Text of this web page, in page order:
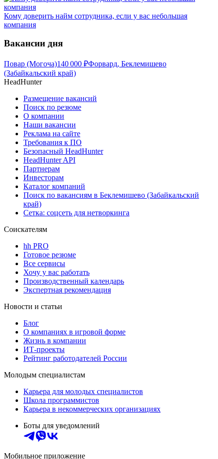
Кому доверить найм сотрудника, если у вас небольшая
компания
Вакансии дня
Повар (Могоча)140 000 ₽Форвард, Беклемишево
(Забайкальский край)
HeadHunter
Размещение вакансий
Поиск по резюме
О компании
Наши вакансии
Реклама на сайте
Требования к ПО
Безопасный HeadHunter
HeadHunter API
Партнерам
Инвесторам
Каталог компаний
Поиск по вакансиям в Беклемишево (Забайкальский
край)
Сетка: соцсеть для нетворкинга
Соискателям
hh PRO
Готовое резюме
Все сервисы
Хочу у вас работать
Производственный календарь
Экспертная рекомендация
Новости и статьи
Блог
О компаниях в игровой форме
Жизнь в компании
ИТ-проекты
Рейтинг работодателей России
Молодым специалистам
Карьера для молодых специалистов
Школа программистов
Карьера в некоммерческих организациях
Боты для уведомлений
Мобильное приложение